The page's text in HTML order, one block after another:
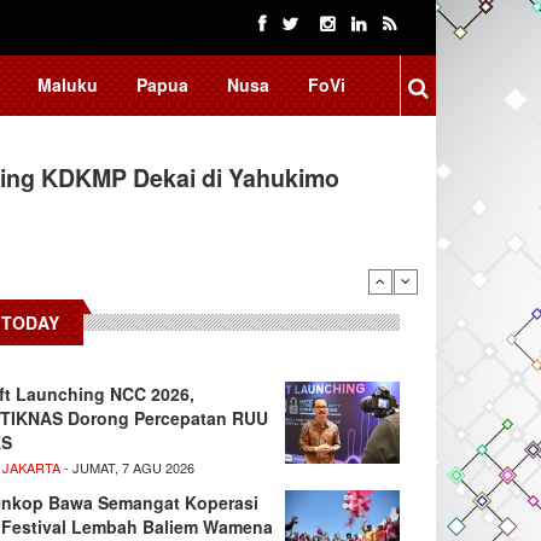
Maluku Papua Nusa FoVi
KDKMP Dekai di Yahukimo
Aplikasi Netrash,
TODAY
Launching NCC 2026,
Dorong Percepatan RUU
- JUMAT, 7 AGU 2026
Bawa Semangat Koperasi
Lembah Baliem Wamena